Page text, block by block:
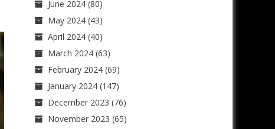
June 2024(80)
May 2024(43)
April 2024(40)
March 2024(63)
February 2024(69)
January 2024(147)
December 2023 (76)
November 2023 (65)